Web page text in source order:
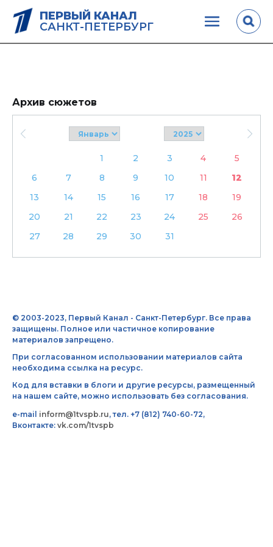
ПЕРВЫЙ КАНАЛ
САНКТ-ПЕТЕРБУРГ
Архив сюжетов
1 2 3 4
5
6
7 8 9 10 11
12
13
14 15 16 17 18
19
20
21 22 23 24 25
26
27
28 29 30 31
© 2003-2023, Первый Канал - Санкт-Петербург. Все права
защищены. Полное или частичное копирование
материалов запрещено.
При согласованном использовании материалов сайта
необходима ссылка на ресурс.
Код для вставки в блоги и другие ресурсы, размещенный
на нашем сайте, можно использовать без согласования.
e-mail inform@1tvspb.ru, тел. +7 (812) 740-60-72,
Вконтакте: vk.com/1tvspb